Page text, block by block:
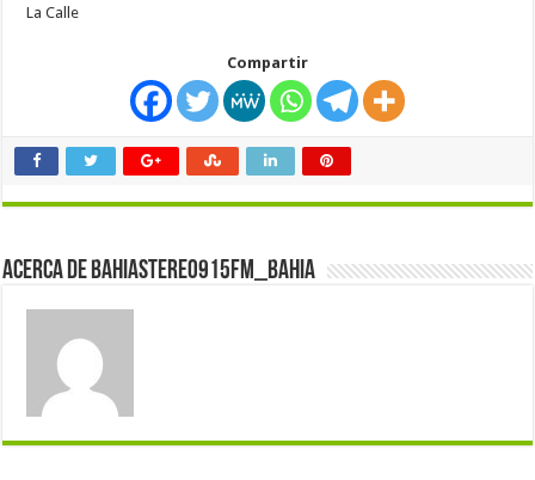
La Calle
Compartir
Acerca de bahiastereo915fm_bahia